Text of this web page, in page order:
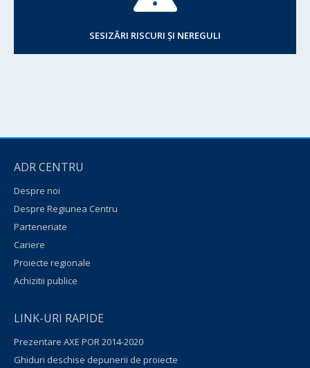
SESIZĂRI RISCURI ȘI NEREGULI
ADR CENTRU
Despre noi
Despre Regiunea Centru
Parteneriate
Cariere
Proiecte regionale
Achizitii publice
LINK-URI RAPIDE
Prezentare AXE POR 2014-2020
Ghiduri deschise depunerii de proiecte